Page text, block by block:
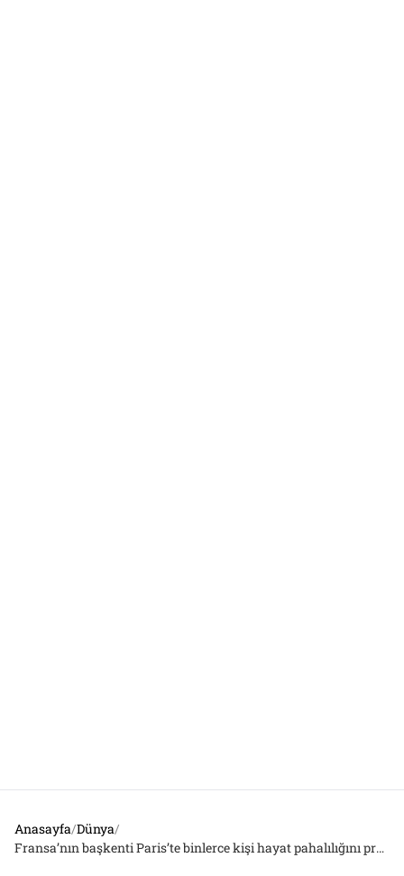
Anasayfa/Dünya/
Fransa’nın başkenti Paris’te binlerce kişi hayat pahalılığını protesto etti